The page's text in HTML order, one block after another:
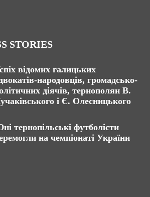
STORIES
відомих галицьких
народовців, громадсько-
діячів, тернополян В.
і Є. Олесницького
тернопільські футболісти
на чемпіонаті України